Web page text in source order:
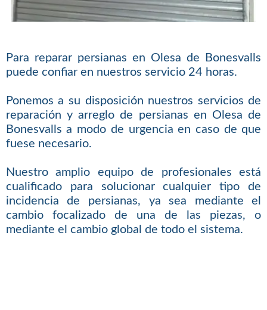
Para reparar persianas en Olesa de Bonesvalls
puede confiar en nuestros servicio 24 horas.
Ponemos a su disposición nuestros servicios de
reparación y arreglo de persianas en Olesa de
Bonesvalls a modo de urgencia en caso de que
fuese necesario.
Nuestro amplio equipo de profesionales está
cualificado para solucionar cualquier tipo de
incidencia de persianas, ya sea mediante el
cambio focalizado de una de las piezas, o
mediante el cambio global de todo el sistema.